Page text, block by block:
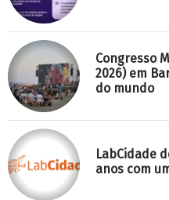
Congresso
2026) em
do mundo
LabCidade
anos com